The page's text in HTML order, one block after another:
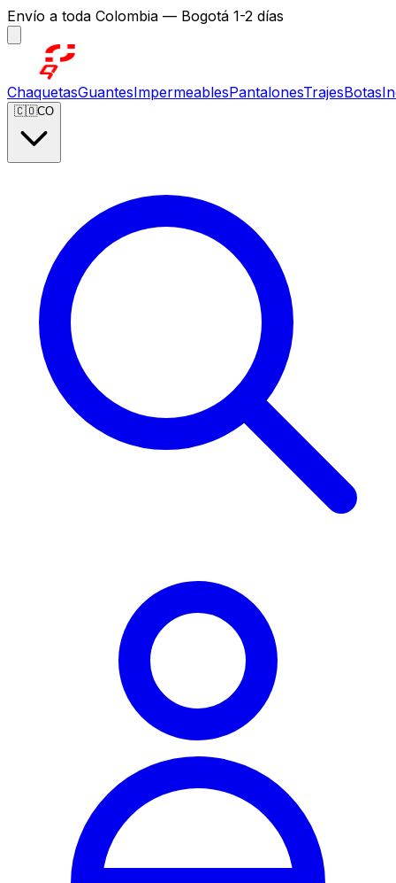
Envío a toda Colombia — Bogotá 1-2 días
ChaquetasGuantesImpermeablesPantalonesTrajesBotas
🇨🇴CO